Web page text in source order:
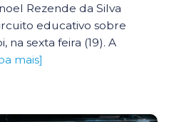
Rezende da Silva
educativo sobre
na sexta feira (19). A
mais]